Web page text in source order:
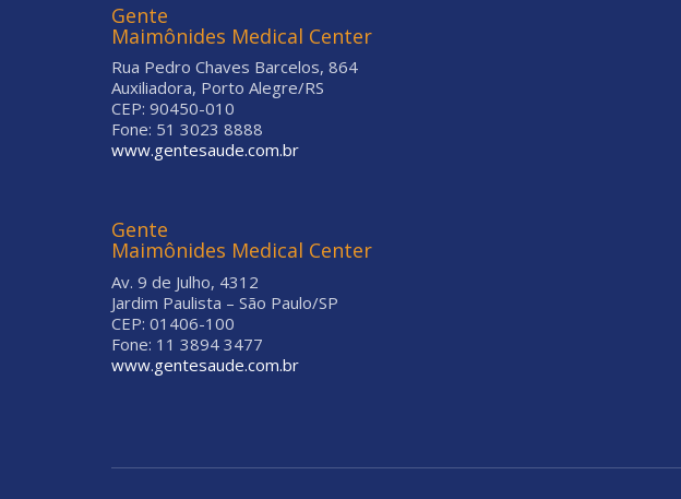
Gente
Maimônides Medical Center
Rua Pedro Chaves Barcelos, 864
Auxiliadora, Porto Alegre/RS
CEP: 90450-010
Fone: 51 3023 8888
www.gentesaude.com.br
Gente
Maimônides Medical Center
Av. 9 de Julho, 4312
Jardim Paulista – São Paulo/SP
CEP: 01406-100
Fone: 11 3894 3477
www.gentesaude.com.br